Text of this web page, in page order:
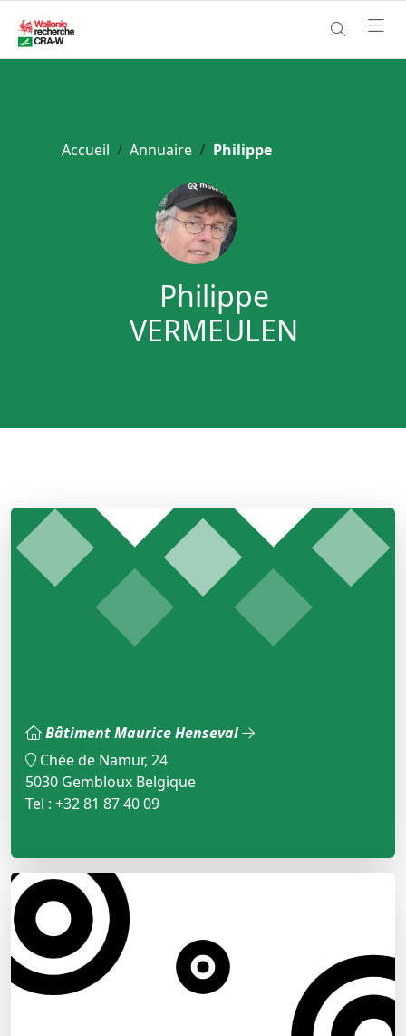
Accueil Annuaire Philippe
Philippe
VERMEULEN
Bâtiment Maurice Henseval
Chée de Namur, 24
5030 Gembloux Belgique
Tel : +32 81 87 40 09